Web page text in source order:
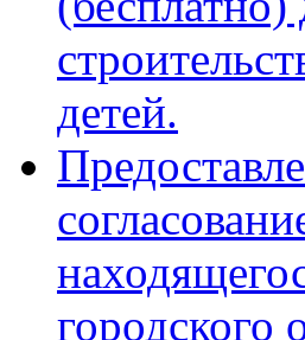
детей.
городского